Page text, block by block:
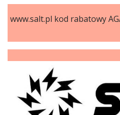
www.salt.pl kod rabatowy